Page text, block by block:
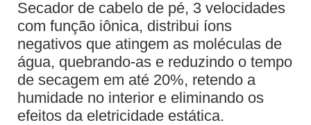
Secador de cabelo de pé, 3 velocidades
com função iônica, distribui íons
negativos que atingem as moléculas de
água, quebrando-as e reduzindo o tempo
de secagem em até 20%, retendo a
humidade no interior e eliminando os
efeitos da eletricidade estática.